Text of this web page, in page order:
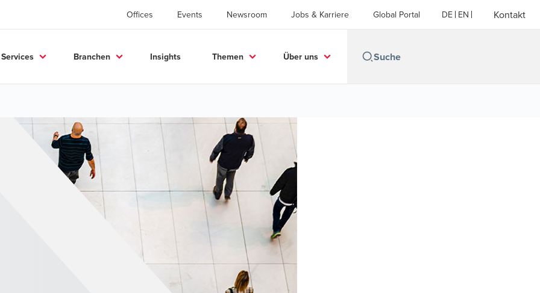
Offices Events Newsroom Jobs & Karriere Global Portal DE EN Kontakt
Services Branchen Insights Themen Über uns